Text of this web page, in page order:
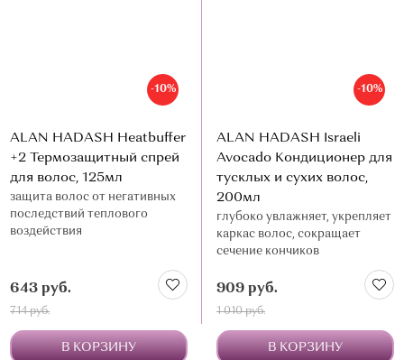
-10%
ALAN HADASH Heatbuffer
+2 Термозащитный спрей
для волос, 125мл
защита волос от негативных
последствий теплового
воздействия
643 руб.
714 руб.
В КОРЗИНУ
-10%
ALAN HADASH Israeli
Avocado Кондиционер для
тусклых и сухих волос,
200мл
глубоко увлажняет, укрепляет
каркас волос, сокращает
сечение кончиков
909 руб.
1 010 руб.
В КОРЗИНУ